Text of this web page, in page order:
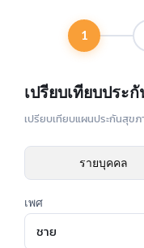
1
เปรียบเทียบประ
เปรียบเทียบแผนประกันสุข
รายบุคคล
เพศ
ชาย